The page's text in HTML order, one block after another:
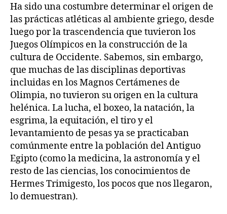
Ha sido una costumbre determinar el origen de
las prácticas atléticas al ambiente griego, desde
luego por la trascendencia que tuvieron los
Juegos Olímpicos en la construcción de la
cultura de Occidente. Sabemos, sin embargo,
que muchas de las disciplinas deportivas
incluidas en los Magnos Certámenes de
Olimpia, no tuvieron su origen en la cultura
helénica. La lucha, el boxeo, la natación, la
esgrima, la equitación, el tiro y el
levantamiento de pesas ya se practicaban
comúnmente entre la población del Antiguo
Egipto (como la medicina, la astronomía y el
resto de las ciencias, los conocimientos de
Hermes Trimigesto, los pocos que nos llegaron,
lo demuestran).